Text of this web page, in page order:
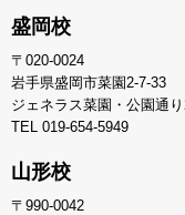
盛岡校
〒020-0024
岩手県盛岡市菜園2-7-33
ジェネラス菜園・公園通
TEL 019-654-5949
山形校
〒990-0042